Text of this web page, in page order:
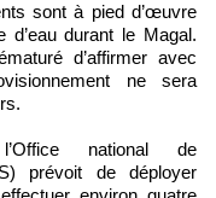
sont à pied d’œuvre
durant le Magal.
d’affirmer avec
ne sera
national de
prévoit de déployer